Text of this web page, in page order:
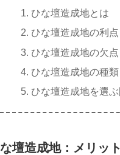
ひな壇造成地とは
ひな壇造成地の利点
ひな壇造成地の欠点
ひな壇造成地の種類
ひな壇造成地を選
壇造成地：メリッ